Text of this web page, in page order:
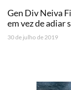
Gen Div Neiva
em vez de adiar
30 de julho de 2019